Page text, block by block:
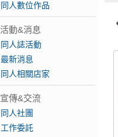
同人數位作品
活動&消息
同人誌活動
最新消息
同人相關店家
宣傳&交流
同人社團
工作委託